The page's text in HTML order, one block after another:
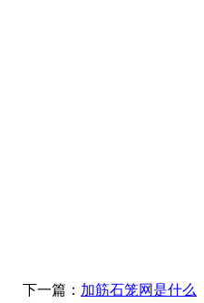
下一篇： 加筋石笼网是什么